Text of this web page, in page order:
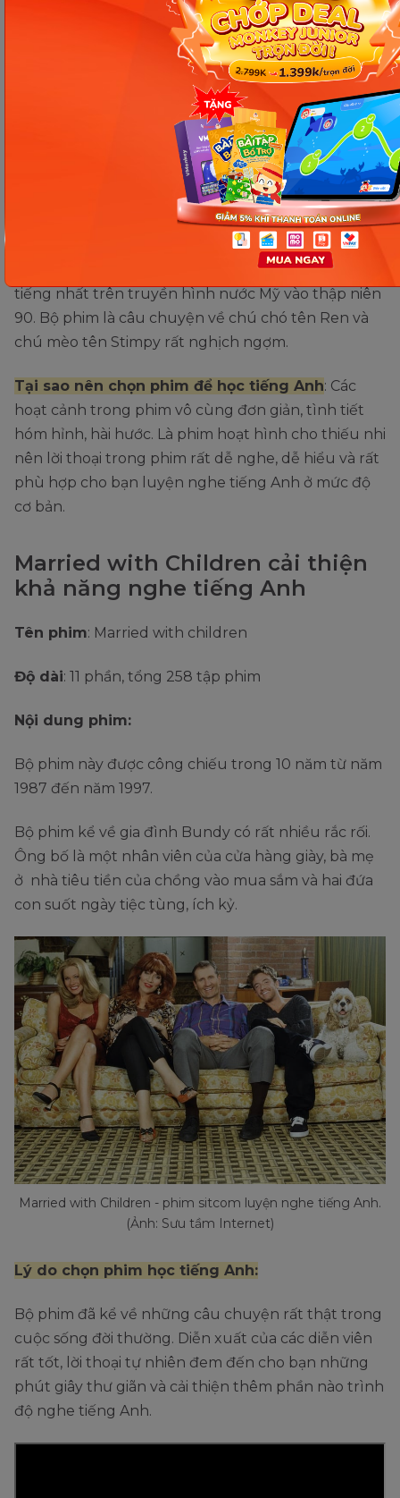
Luyện nghe tiếng Anh với Ren &
Stimpy (1991-1996)
Ren & Stimpy
Phim gồm 5 phần với 93 tập
Đây là một trong những bộ sitcom hoạt hình nổi
tiếng nhất trên truyền hình nước Mỹ vào thập niên
90. Bộ phim là câu chuyện về chú chó tên Ren và
chú mèo tên Stimpy rất nghịch ngợm.
Tại sao nên chọn phim để học tiếng Anh: Các
hoạt cảnh trong phim vô cùng đơn giản, tình tiết
hóm hỉnh, hài hước. Là phim hoạt hình cho thiếu nhi
nên lời thoại trong phim rất dễ nghe, dễ hiểu và rất
phù hợp cho bạn luyện nghe tiếng Anh ở mức độ
cơ bản.
Married with Children cải thiện
khả năng nghe tiếng Anh
Tên phim: Married with children
Độ dài: 11 phần, tổng 258 tập phim
Nội dung phim:
Bộ phim này được công chiếu trong 10 năm từ năm
1987 đến năm 1997.
Bộ phim kể về gia đình Bundy có rất nhiều rắc rối.
Ông bố là một nhân viên của cửa hàng giày, bà mẹ
ở nhà tiêu tiền của chồng vào mua sắm và hai đứa
con suốt ngày tiệc tùng, ích kỷ.
Married with Children - phim sitcom luyện nghe tiếng Anh.
(Ảnh: Sưu tầm Internet)
Lý do chọn phim học tiếng Anh:
Bộ phim đã kể về những câu chuyện rất thật trong
cuộc sống đời thường. Diễn xuất của các diễn viên
rất tốt, lời thoại tự nhiên đem đến cho bạn những
phút giây thư giãn và cải thiện thêm phần nào trình
độ nghe tiếng Anh.